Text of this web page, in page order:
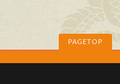
PAGETOP